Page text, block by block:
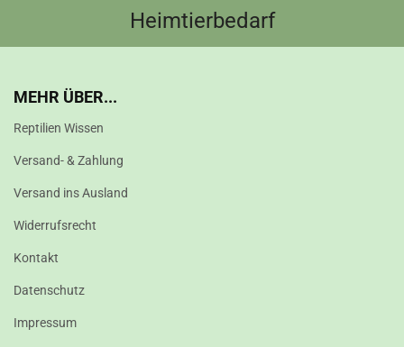
Heimtierbedarf
MEHR ÜBER...
Reptilien Wissen
Versand- & Zahlung
Versand ins Ausland
Widerrufsrecht
Kontakt
Datenschutz
Impressum